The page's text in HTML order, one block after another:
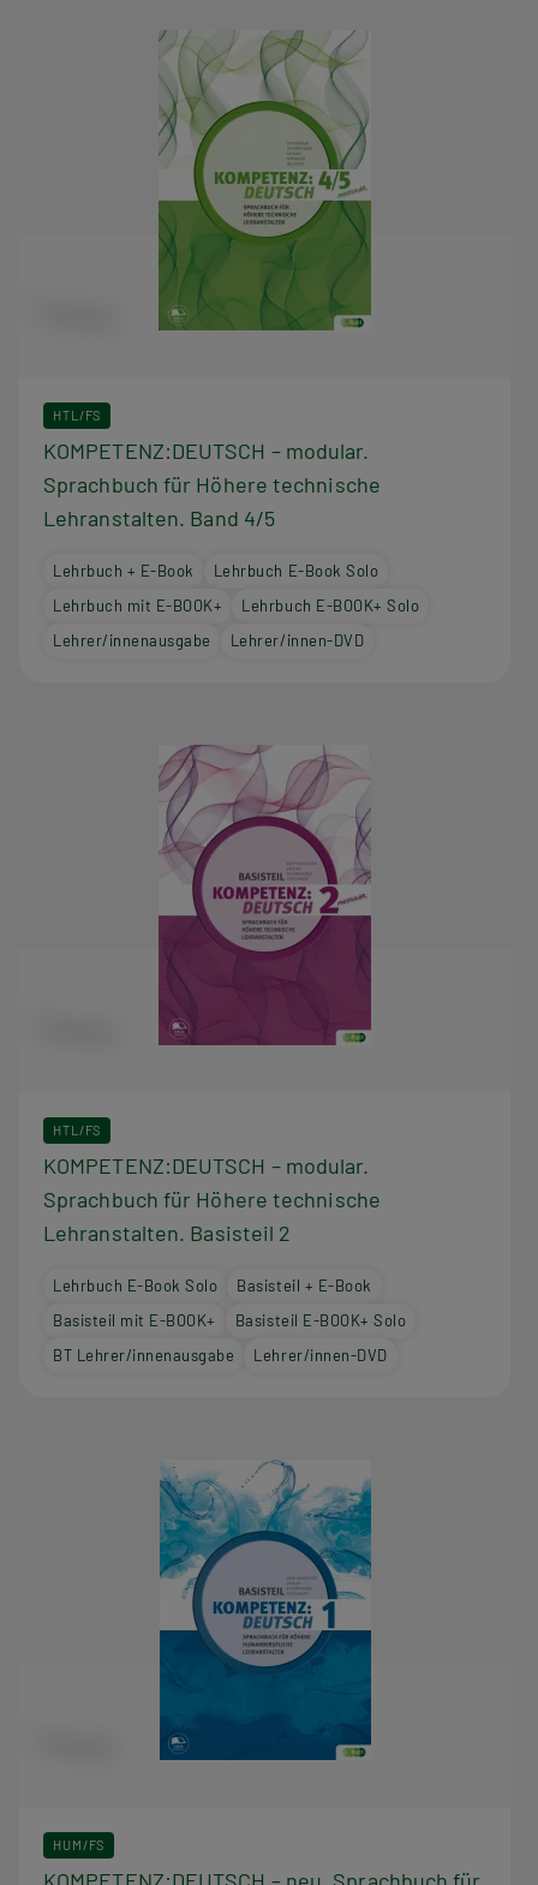
HTL/FS
KOMPETENZ:DEUTSCH – modular.
Sprachbuch für Höhere technische
Lehranstalten. Band 4/5
Lehrbuch + E-Book
Lehrbuch E-Book Solo
Lehrbuch mit E-BOOK+
Lehrbuch E-BOOK+ Solo
Lehrer/innenausgabe
Lehrer/innen-DVD
HTL/FS
KOMPETENZ:DEUTSCH – modular.
Sprachbuch für Höhere technische
Lehranstalten. Basisteil 2
Lehrbuch E-Book Solo
Basisteil + E-Book
Basisteil mit E-BOOK+
Basisteil E-BOOK+ Solo
BT Lehrer/innenausgabe
Lehrer/innen-DVD
HUM/FS